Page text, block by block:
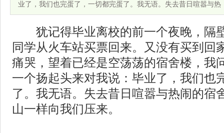
业了，我们也完蛋了，一切都完蛋了。我无语。失去昔日喧嚣与热
犹记得毕业离校的前一个夜晚，隔
同学从火车站买票回来。又没有买到回
痛哭，望着已经是空荡荡的宿舍楼，我
一个扬起头来对我说：毕业了，我们也
了。我无语。失去昔日喧嚣与热闹的宿
山一样向我们压来。